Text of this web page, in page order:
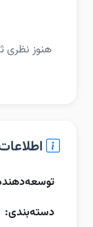
هنوز نظری
دسته‌بندی: